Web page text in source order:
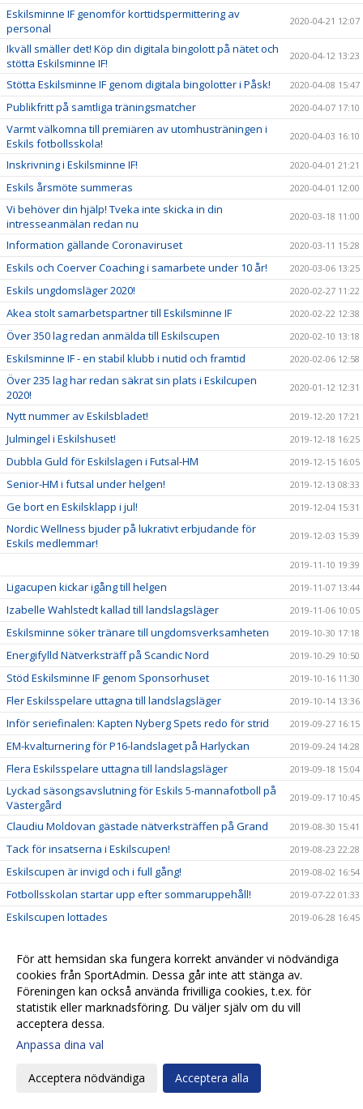
Eskilsminne IF genomför korttidspermittering av
personal
2020-04-21 12:07
Ikväll smäller det! Köp din digitala bingolott på nätet och
stötta Eskilsminne IF!
2020-04-12 13:23
Stötta Eskilsminne IF genom digitala bingolotter i Påsk! 2020-04-08 15:47
Publikfritt på samtliga träningsmatcher 2020-04-07 17:10
Varmt välkomna till premiären av utomhusträningen i
Eskils fotbollsskola!
2020-04-03 16:10
Inskrivning i Eskilsminne IF! 2020-04-01 21:21
Eskils årsmöte summeras 2020-04-01 12:00
Vi behöver din hjälp! Tveka inte skicka in din
intresseanmälan redan nu
2020-03-18 11:00
Information gällande Coronaviruset 2020-03-11 15:28
Eskils och Coerver Coaching i samarbete under 10 år! 2020-03-06 13:25
Eskils ungdomsläger 2020! 2020-02-27 11:22
Akea stolt samarbetspartner till Eskilsminne IF 2020-02-22 12:38
Över 350 lag redan anmälda till Eskilscupen 2020-02-10 13:18
Eskilsminne IF - en stabil klubb i nutid och framtid 2020-02-06 12:58
Över 235 lag har redan säkrat sin plats i Eskilcupen
2020!
2020-01-12 12:31
Nytt nummer av Eskilsbladet! 2019-12-20 17:21
Julmingel i Eskilshuset! 2019-12-18 16:25
Dubbla Guld för Eskilslagen i Futsal-HM 2019-12-15 16:05
Senior-HM i futsal under helgen! 2019-12-13 08:33
Ge bort en Eskilsklapp i jul! 2019-12-04 15:31
Nordic Wellness bjuder på lukrativt erbjudande för
Eskils medlemmar!
2019-12-03 15:39
2019-11-10 19:39
Ligacupen kickar igång till helgen 2019-11-07 13:44
Izabelle Wahlstedt kallad till landslagsläger 2019-11-06 10:05
Eskilsminne söker tränare till ungdomsverksamheten 2019-10-30 17:18
Energifylld Nätverksträff på Scandic Nord 2019-10-29 10:50
Stöd Eskilsminne IF genom Sponsorhuset 2019-10-16 11:30
Fler Eskilsspelare uttagna till landslagsläger 2019-10-14 13:36
Inför seriefinalen: Kapten Nyberg Spets redo för strid 2019-09-27 16:15
EM-kvalturnering för P16-landslaget på Harlyckan 2019-09-24 14:28
Flera Eskilsspelare uttagna till landslagsläger 2019-09-18 15:04
Lyckad säsongsavslutning för Eskils 5-mannafotboll på
Västergård
2019-09-17 10:45
Claudiu Moldovan gästade nätverksträffen på Grand 2019-08-30 15:41
Tack för insatserna i Eskilscupen! 2019-08-23 22:28
Eskilscupen är invigd och i full gång! 2019-08-02 16:54
Fotbollsskolan startar upp efter sommaruppehåll! 2019-07-22 01:33
Eskilscupen lottades 2019-06-28 16:45
Skånederby - Säkra din biljett redan nu 2019-06-19 15:37
150 Eskilsspelare deltar i årets Sommarfotbollsskola 2019-06-10 22:39
Eskilsminne IF - IFK Värnamo 2019-06-06 18:00
U21-landslaget besökte Eskils F08 & P07
Studenten för Eskilsspelarna!
Eskils Sommarfotbollsskola!
Eskilslagen inbjudna till Sverige - Norge U21-landskamp
För att hemsidan ska fungera korrekt använder vi nödvändiga
cookies från SportAdmin. Dessa går inte att stänga av.
Föreningen kan också använda frivilliga cookies, t.ex. för
statistik eller marknadsföring. Du väljer själv om du vill
acceptera dessa.
Anpassa dina val
Acceptera nödvändiga Acceptera alla